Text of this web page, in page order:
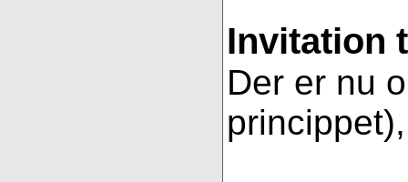
Invitation
Der er nu